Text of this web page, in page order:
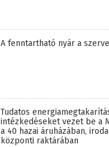
A fenntartható nyár a
Tudatos
intézkedéseket vezet be a
a 40 hazai áruházában,
központi raktárában